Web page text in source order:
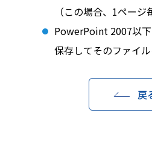
（この場合、1ページ
PowerPoint 2007以
保存してそのファイル
戻